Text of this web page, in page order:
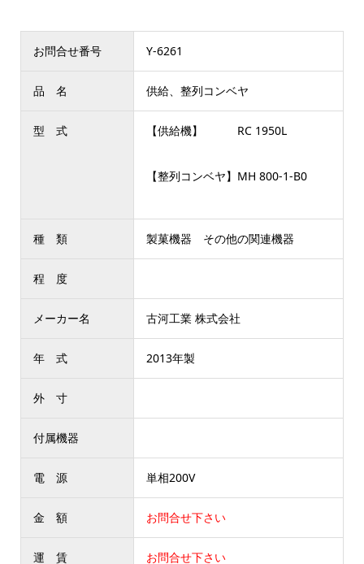
お問合せ番号 Y-6261
品 名 供給、整列コンベヤ
型 式 【供給機】 RC 1950L
【整列コンベヤ】MH 800-1-B0
種 類 製菓機器 その他の関連機器
程 度
メーカー名 古河工業 株式会社
年 式 2013年製
外 寸
付属機器
電 源 単相200V
金 額 お問合せ下さい
運 賃 お問合せ下さい